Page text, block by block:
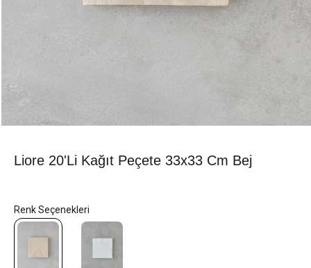
Liore 20'li Kağıt Peçete 33x33 Cm Bej